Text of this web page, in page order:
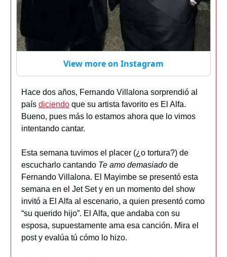
View more on Instagram
Hace dos años, Fernando Villalona sorprendió al
país diciendo que su artista favorito es El Alfa.
Bueno, pues más lo estamos ahora que lo vimos
intentando cantar.
Esta semana tuvimos el placer (¿o tortura?) de
escucharlo cantando Te amo demasiado de
Fernando Villalona. El Mayimbe se presentó esta
semana en el Jet Set y en un momento del show
invitó a El Alfa al escenario, a quien presentó como
“su querido hijo”. El Alfa, que andaba con su
esposa, supuestamente ama esa canción. Mira el
post y evalúa tú cómo lo hizo.